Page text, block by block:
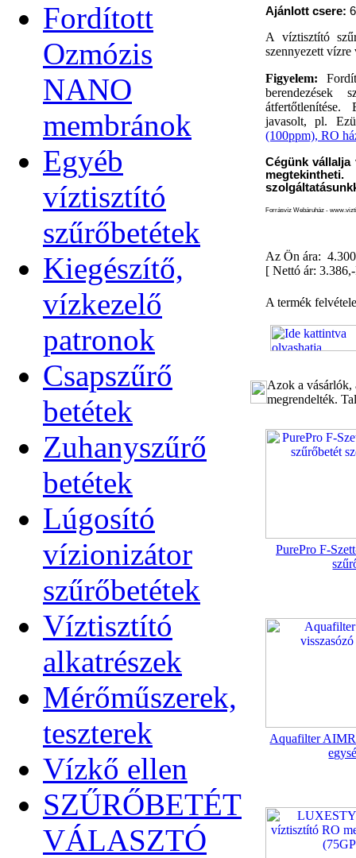
Fordított
Ozmózis
NANO
membránok
Egyéb
víztisztító
szűrőbetétek
Kiegészítő,
vízkezelő
patronok
Csapszűrő
betétek
Zuhanyszűrő
betétek
Lúgosító
vízionizátor
szűrőbetétek
Víztisztító
alkatrészek
Mérőműszerek,
teszterek
Vízkő ellen
SZŰRŐBETÉT
VÁLASZTÓ
Ajánlott csere:
A víztisztító
szennyezett vízre
Figyelem:
berendezések
átfertőtlenítése.
javasolt, pl.
(100ppm), RO
Cégünk
Forrásvíz Webáruház -
Az Ön ára:
[ Nettó ár:
A termék
Azok a vásárlók,
megrendelték.
PurePro F-
Aquafilter